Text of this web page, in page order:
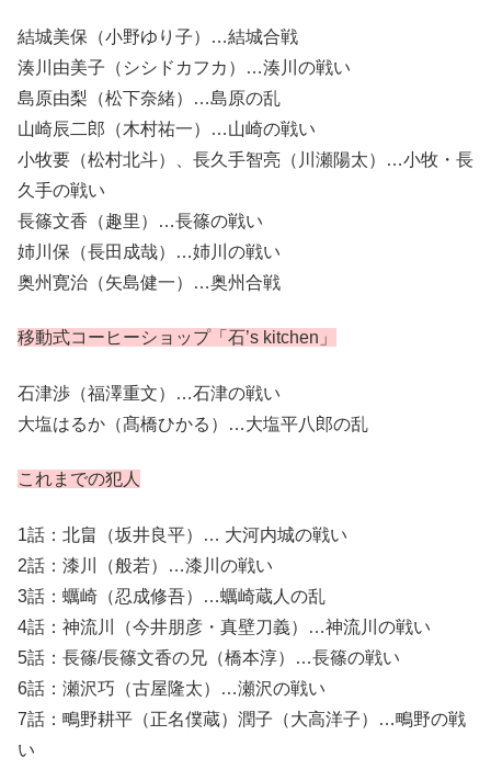
結城美保（小野ゆり子）…結城合戦
湊川由美子（シシドカフカ）…湊川の戦い
島原由梨（松下奈緒）…島原の乱
山崎辰二郎（木村祐一）…山崎の戦い
小牧要（松村北斗）、長久手智亮（川瀬陽太）…小牧・長
久手の戦い
長篠文香（趣里）…長篠の戦い
姉川保（長田成哉）…姉川の戦い
奥州寛治（矢島健一）…奥州合戦
移動式コーヒーショップ「石’s kitchen」
石津渉（福澤重文）…石津の戦い
大塩はるか（髙橋ひかる）…大塩平八郎の乱
これまでの犯人
1話：北畠（坂井良平）… 大河内城の戦い
2話：漆川（般若）…漆川の戦い
3話：蠣崎（忍成修吾）…蠣崎蔵人の乱
4話：神流川（今井朋彦・真壁刀義）…神流川の戦い
5話：長篠/長篠文香の兄（橋本淳）…長篠の戦い
6話：瀬沢巧（古屋隆太）…瀬沢の戦い
7話：鴫野耕平（正名僕蔵）潤子（大高洋子）…鴫野の戦
い